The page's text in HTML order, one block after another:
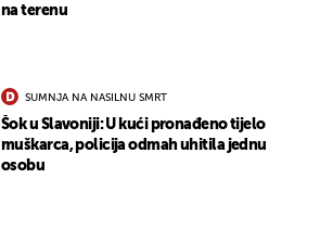
na terenu
SUMNJA NA NASILNU SMRT
Šok u Slavoniji: U kući pronađeno tijelo
muškarca, policija odmah uhitila jednu
osobu